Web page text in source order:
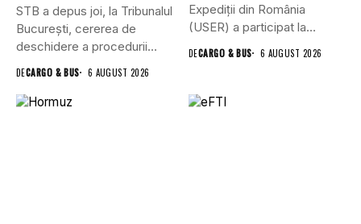
STB a depus joi, la Tribunalul
Bucureşti, cererea de
deschidere a procedurii...
DECARGO & BUS 6 AUGUST 2026
Expediții din România
(USER) a participat la
DECARGO & BUS 6 AUGUST 2026